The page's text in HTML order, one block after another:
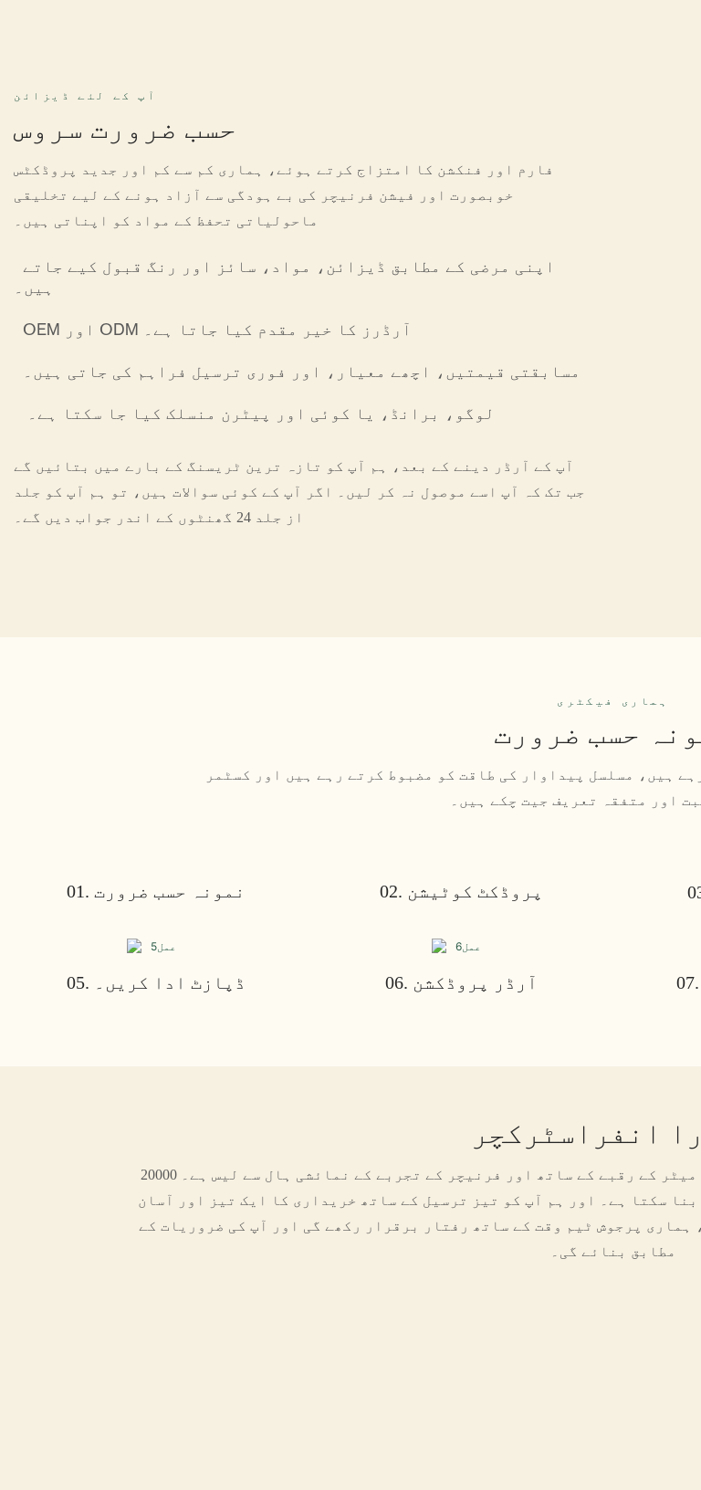
آپ کے لئے ڈیزائن
حسب ضرورت سروس
فارم اور فنکشن کا امتزاج کرتے ہوئے، ہماری کم سے کم اور جدید پروڈکٹس
خوبصورت اور فیشن فرنیچر کی بے ہودگی سے آزاد ہونے کے لیے تخلیقی
ماحولیاتی تحفظ کے مواد کو اپناتی ہیں۔
ہیں۔
OEM اور ODM آرڈرز کا خیر مقدم کیا جاتا ہے۔
مسابقتی قیمتیں، اچھے معیار، اور فوری ترسیل فراہم کی جاتی ہیں۔
لوگو، برانڈ، یا کوئی اور پیٹرن منسلک کیا جا سکتا ہے۔
آپ کے آرڈر دینے کے بعد، ہم آپ کو تازہ ترین ٹریسنگ کے بارے میں بتائیں گے
جب تک کہ آپ اسے موصول نہ کر لیں۔ اگر آپ کے کوئی سوالات ہیں، تو ہم آپ کو جلد
از جلد 24 گھنٹوں کے اندر جواب دیں گے۔
ہماری فیکٹری
حسب ضرورت
ہیں، مسلسل پیداوار کی طاقت کو مضبوط کرتے رہے ہیں اور کسٹمر
اور متفقہ تعریف جیت چکے ہیں۔
01. نمونہ حسب ضرورت 02. پروڈکٹ کوٹیشن
05. ڈپازٹ ادا کریں۔ 06. آرڈر پروڈکشن
انفراسٹرکچر
20000 مربع میٹر کے رقبے کے ساتھ اور فرنیچر کے تجربے کے نمائشی ہال سے لیس ہے۔ Yousen آفس فرنشننگ کے لیے معیاری ون اسٹاپ حل
سکتا ہے۔ اور ہم آپ کو تیز ترسیل کے ساتھ خریداری کا ایک تیز اور آسان
پرجوش ٹیم وقت کے ساتھ رفتار برقرار رکھے گی اور آپ کی ضروریات کے
مطابق بنائے گی۔